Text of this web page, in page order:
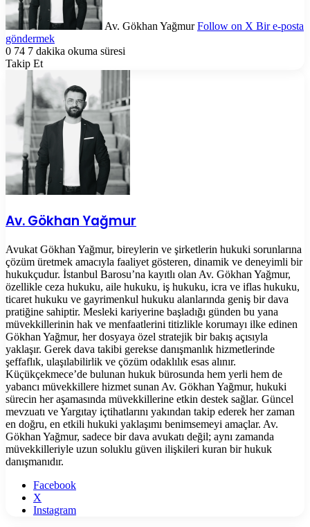
Av. Gökhan Yağmur Follow on X Bir e-posta
göndermek
0 74 7 dakika okuma süresi
Takip Et
Av. Gökhan Yağmur
Avukat Gökhan Yağmur, bireylerin ve şirketlerin hukuki sorunlarına
çözüm üretmek amacıyla faaliyet gösteren, dinamik ve deneyimli bir
hukukçudur. İstanbul Barosu’na kayıtlı olan Av. Gökhan Yağmur,
özellikle ceza hukuku, aile hukuku, iş hukuku, icra ve iflas hukuku,
ticaret hukuku ve gayrimenkul hukuku alanlarında geniş bir dava
pratiğine sahiptir. Mesleki kariyerine başladığı günden bu yana
müvekkillerinin hak ve menfaatlerini titizlikle korumayı ilke edinen
Gökhan Yağmur, her dosyaya özel stratejik bir bakış açısıyla
yaklaşır. Gerek dava takibi gerekse danışmanlık hizmetlerinde
şeffaflık, ulaşılabilirlik ve çözüm odaklılık esas alınır.
Küçükçekmece’de bulunan hukuk bürosunda hem yerli hem de
yabancı müvekkillere hizmet sunan Av. Gökhan Yağmur, hukuki
sürecin her aşamasında müvekkillerine etkin destek sağlar. Güncel
mevzuatı ve Yargıtay içtihatlarını yakından takip ederek her zaman
en doğru, en etkili hukuki yaklaşımı benimsemeyi amaçlar. Av.
Gökhan Yağmur, sadece bir dava avukatı değil; aynı zamanda
müvekkilleriyle uzun soluklu güven ilişkileri kuran bir hukuk
danışmanıdır.
Facebook
X
Instagram